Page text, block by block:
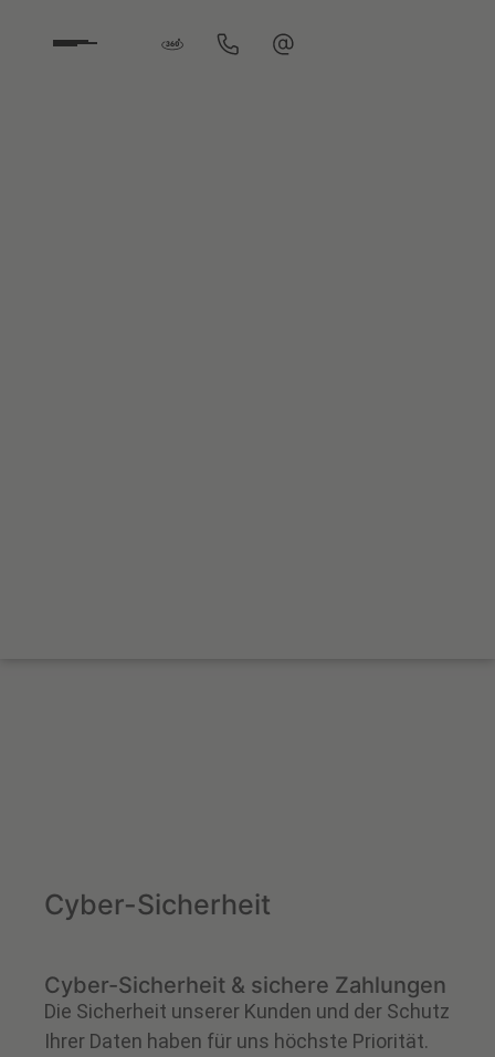
Cyber-Sicherheit
Cyber-Sicherheit & sichere Zahlungen
Die Sicherheit unserer Kunden und der Schutz
Ihrer Daten haben für uns höchste Priorität.